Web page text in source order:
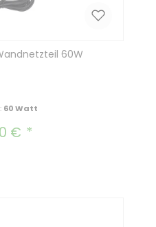
60W
60 Watt
Preis:
€